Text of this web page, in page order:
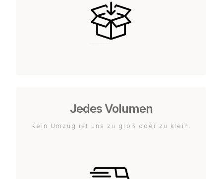
Jedes Volumen
Kein Umzug ist uns zu groß oder zu klein.